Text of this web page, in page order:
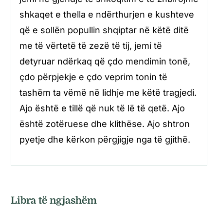
shkaqet e thella e ndërthurjen e kushteve
që e sollën popullin shqiptar në këtë ditë
me të vërtetë të zezë të tij, jemi të
detyruar ndërkaq që çdo mendimin tonë,
çdo përpjekje e çdo veprim tonin të
tashëm ta vëmë në lidhje me këtë tragjedi.
Ajo është e tillë që nuk të lë të qetë. Ajo
është zotëruese dhe klithëse. Ajo shtron
pyetje dhe kërkon përgjigje nga të gjithë.
Libra të ngjashëm